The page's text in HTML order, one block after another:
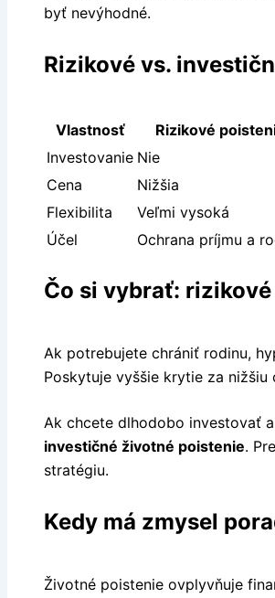
byť nevýhodné.
Rizikové vs.
Vlastnosť Rizikové
Investovanie Nie
Cena
Nižšia
Flexibilita
Veľmi vysoká
Účel
Ochrana príjmu a
Čo si vybrať:
Ak potrebujete chrániť rodinu,
Poskytuje vyššie krytie za
Ak chcete dlhodobo investovať
investičné životné poistenie.
stratégiu.
Kedy má zmysel
Životné poistenie ovplyvňuje